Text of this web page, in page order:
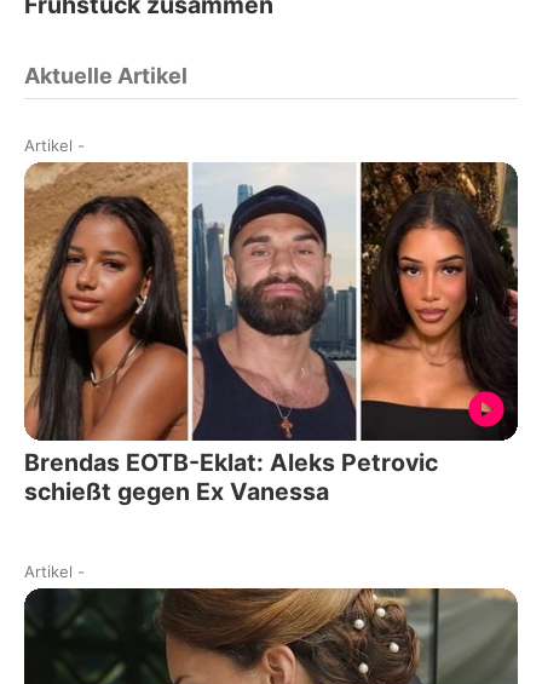
Aktuelle Artikel
Artikel -
Brendas EOTB-Eklat: Aleks Petrovic
schießt gegen Ex Vanessa
Artikel -